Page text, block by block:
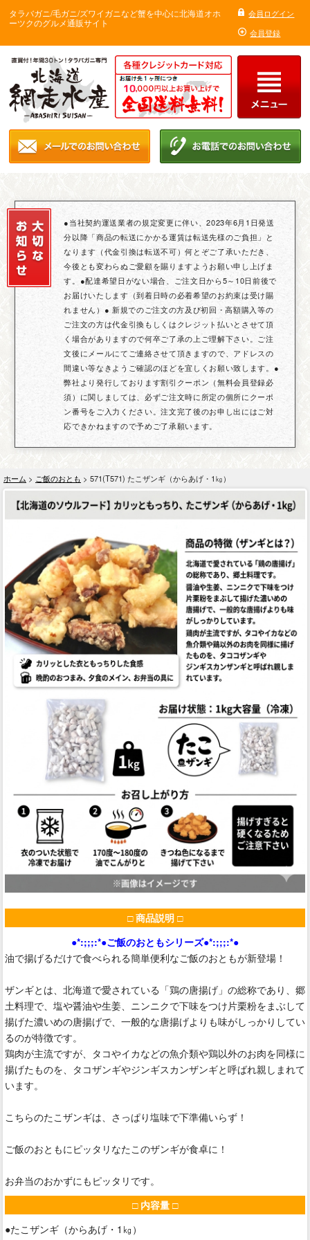
タラバガニ/毛ガニ/ズワイガニなど蟹を中心に北海道オホ
ーツクのグルメ通販サイト
会員ログイン
会員登録
●当社契約運送業者の規定変更に伴い、2023年6月1日発送
分以降「商品の転送にかかる運賃は転送先様のご負担」と
なります（代金引換は転送不可）何とぞご了承いただき、
今後とも変わらぬご愛顧を賜りますようお願い申し上げま
す。●配達希望日がない場合、ご注文日から5～10日前後で
お届けいたします（到着日時の必着希望のお約束は受け賜
れません）● 新規でのご注文の方及び初回・高額購入等の
ご注文の方は代金引換もしくはクレジット払いとさせて頂
く場合がありますので何卒ご了承の上ご理解下さい。ご注
文後にメールにてご連絡させて頂きますので、アドレスの
間違い等なきようご確認のほどを宜しくお願い致します。●
弊社より発行しております割引クーポン（無料会員登録必
須）に関しましては、必ずご注文時に所定の個所にクーポ
ン番号をご入力ください。注文完了後のお申し出にはご対
応できかねますので予めご了承願います。
ホーム > ご飯のおとも > 571(T571) たこザンギ（からあげ・1㎏）
□ 商品説明 □
●*:;;;:*●ご飯のおともシリーズ●*:;;;:*●
油で揚げるだけで食べられる簡単便利なご飯のおともが新登場！
ザンギとは、北海道で愛されている「鶏の唐揚げ」の総称であり、郷
土料理で、塩や醤油や生姜、ニンニクで下味をつけ片栗粉をまぶして
揚げた濃いめの唐揚げで、一般的な唐揚げよりも味がしっかりしてい
るのが特徴です。
鶏肉が主流ですが、タコやイカなどの魚介類や鶏以外のお肉を同様に
揚げたものを、タコザンギやジンギスカンザンギと呼ばれ親しまれて
います。
こちらのたこザンギは、さっぱり塩味で下準備いらず！
ご飯のおともにピッタリなたこのザンギが食卓に！
お弁当のおかずにもピッタリです。
□ 内容量 □
●たこザンギ（からあげ・1㎏）